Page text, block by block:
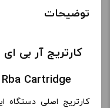
توضیحات
کارتریج آر بی
Cartridge